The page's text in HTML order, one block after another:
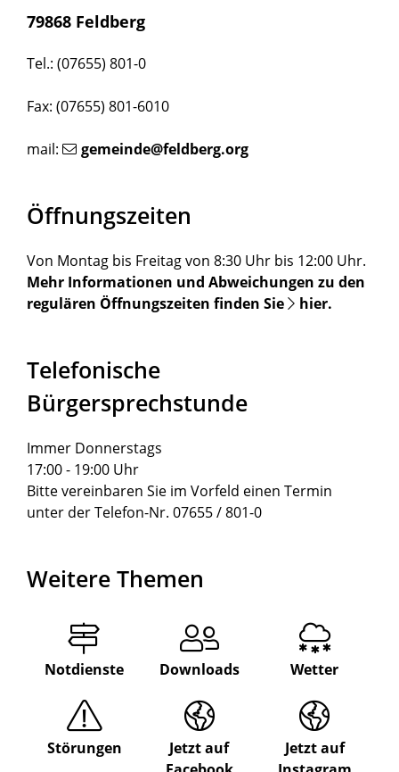
79868 Feldberg
Tel.: (07655) 801-0
Fax: (07655) 801-6010
mail: gemeinde@feldberg.org
Öffnungszeiten
Von Montag bis Freitag von 8:30 Uhr bis 12:00 Uhr.
Mehr Informationen und Abweichungen zu den
regulären Öffnungszeiten finden Sie
hier.
Telefonische
Bürgersprechstunde
Immer Donnerstags
17:00 - 19:00 Uhr
Bitte vereinbaren Sie im Vorfeld einen Termin
unter der Telefon-Nr. 07655 / 801-0
Weitere Themen
Notdienste Downloads Wetter
Störungen
Jetzt auf
Jetzt auf